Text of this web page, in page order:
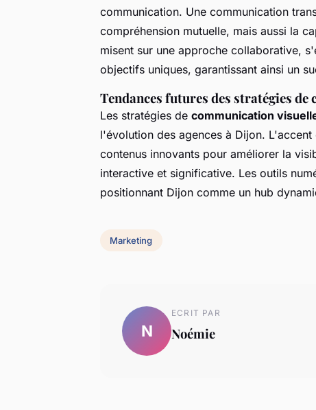
communication. Une communication
compréhension mutuelle, mais aussi la
misent sur une approche collaborative,
objectifs uniques, garantissant ainsi un
Tendances futures des stratégies
Les stratégies de communication
l'évolution des agences à Dijon. L'accent
contenus innovants pour améliorer la
interactive et significative. Les outils
positionnant Dijon comme un hub
Marketing
N
ECRIT PAR
Noémie